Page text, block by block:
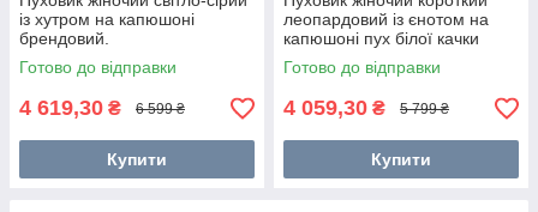
із хутром на капюшоні
брендовий.
Готово до відправки
4 619,30 ₴ 6 599 ₴
Купити
леопардовий із єнотом на
капюшоні пух білої качки
Готово до відправки
4 059,30 ₴ 5 799 ₴
Купити